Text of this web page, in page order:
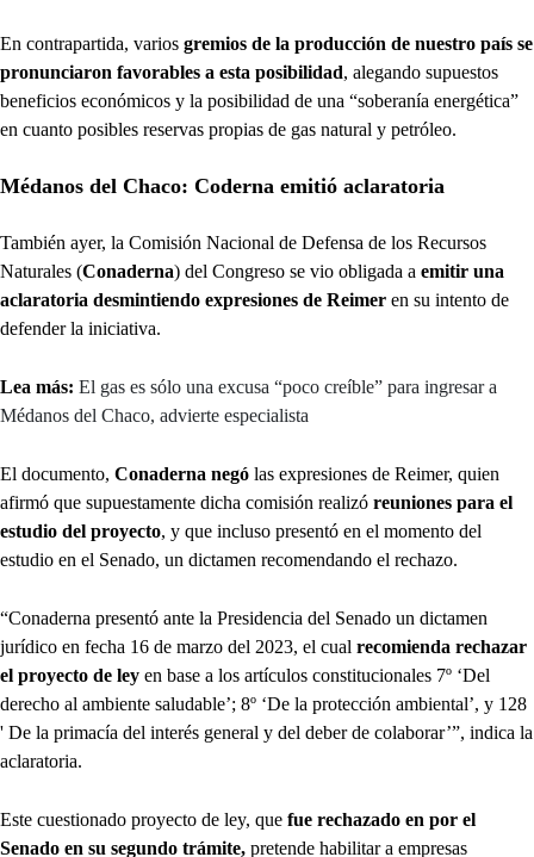
En contrapartida, varios gremios de la producción de nuestro país se
pronunciaron favorables a esta posibilidad, alegando supuestos
beneficios económicos y la posibilidad de una “soberanía energética”
en cuanto posibles reservas propias de gas natural y petróleo.
Médanos del Chaco: Coderna emitió aclaratoria
También ayer, la Comisión Nacional de Defensa de los Recursos
Naturales (Conaderna) del Congreso se vio obligada a emitir una
aclaratoria desmintiendo expresiones de Reimer en su intento de
defender la iniciativa.
Lea más: El gas es sólo una excusa “poco creíble” para ingresar a
Médanos del Chaco, advierte especialista
El documento, Conaderna negó las expresiones de Reimer, quien
afirmó que supuestamente dicha comisión realizó reuniones para el
estudio del proyecto, y que incluso presentó en el momento del
estudio en el Senado, un dictamen recomendando el rechazo.
“Conaderna presentó ante la Presidencia del Senado un dictamen
jurídico en fecha 16 de marzo del 2023, el cual recomienda rechazar
el proyecto de ley en base a los artículos constitucionales 7º ‘Del
derecho al ambiente saludable’; 8º ‘De la protección ambiental’, y 128
' De la primacía del interés general y del deber de colaborar’”, indica la
aclaratoria.
Este cuestionado proyecto de ley, que fue rechazado en por el
Senado en su segundo trámite, pretende habilitar a empresas